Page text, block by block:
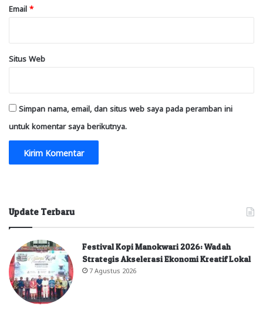
Email *
Situs Web
Simpan nama, email, dan situs web saya pada peramban ini
untuk komentar saya berikutnya.
Update Terbaru
Festival Kopi Manokwari 2026: Wadah
Strategis Akselerasi Ekonomi Kreatif Lokal
7 Agustus 2026